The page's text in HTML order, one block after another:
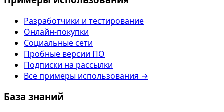
Разработчики и тестирование
Онлайн-покупки
Социальные сети
Пробные версии ПО
Подписки на рассылки
Все примеры использования →
База знаний